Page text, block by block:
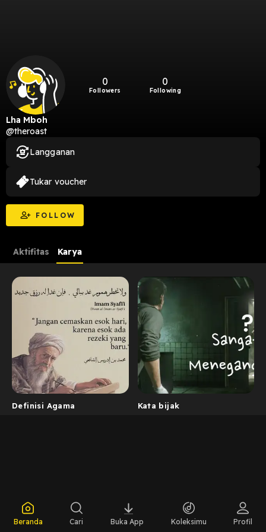
0
Followers
0
Following
Lha Mboh
@theroast
FOLLOW
Langganan
Tukar voucher
Aktifitas Karya
Definisi Agama Kata bijak
Beranda Cari Buka App Koleksimu Profil